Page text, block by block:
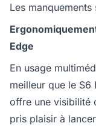
Les
Edge
En usage
meilleur que le S6
offre une visibilité
pris plaisir à